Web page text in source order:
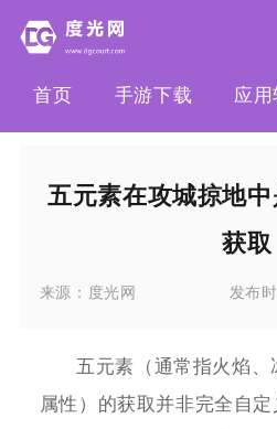
首页 手游下载 应
五元素在攻城掠地
获取
来源： 度光网 发布时
五元素（通常指火焰
属性）的获取并非完全自